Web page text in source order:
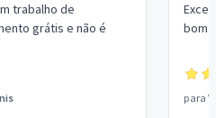
trabalho de
grátis e não é
bom
para